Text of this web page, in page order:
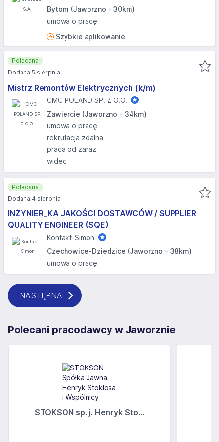
Bytom (Jaworzno - 30km)
umowa o pracę
Szybkie aplikowanie
Mistrz Remontów Elektrycznych (k/m)
CMC POLAND SP. Z O.O.
Zawiercie (Jaworzno - 34km)
umowa o pracę
rekrutacja zdalna
praca od zaraz
wideo
Polecana
Dodana 5 sierpnia
INŻYNIER_KA JAKOŚCI DOSTAWCÓW / SUPPLIER
QUALITY ENGINEER (SQE)
Kontakt-Simon
Czechowice-Dziedzice (Jaworzno - 38km)
umowa o pracę
Polecana
Dodana 4 sierpnia
NASTĘPNA
Polecani pracodawcy w Jaworznie
STOKSON sp. j. Henryk Sto...